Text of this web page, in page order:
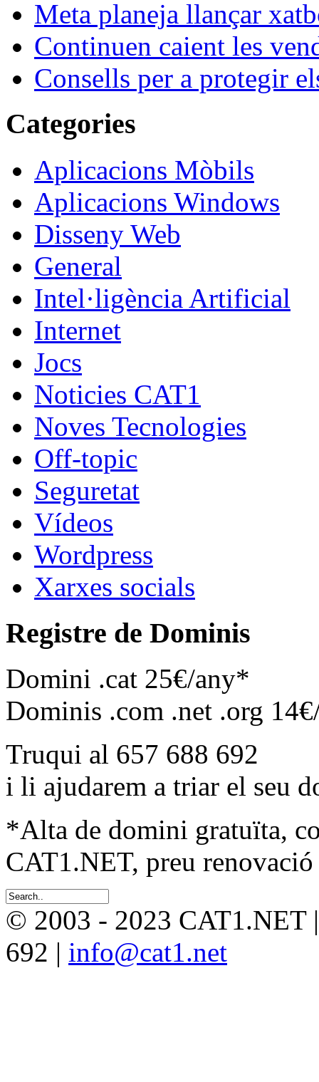
Meta planeja llançar
Continuen caient les
Consells per a protegir
Categories
Aplicacions Mòbils
Aplicacions Windows
Disseny Web
General
Intel·ligència Artificial
Internet
Jocs
Noticies CAT1
Noves Tecnologies
Off-topic
Seguretat
Vídeos
Wordpress
Xarxes socials
Registre de Dominis
Domini .cat 25€/any*
Dominis .com .net .org
Truqui al 657 688 692
i li ajudarem a triar el seu
*Alta de domini gratuïta,
CAT1.NET, preu
© 2003 - 2023 CAT1.NET
692 | info@cat1.net